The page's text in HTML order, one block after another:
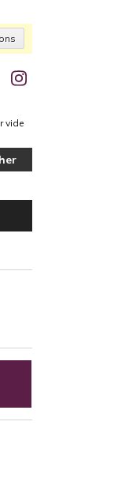
vide